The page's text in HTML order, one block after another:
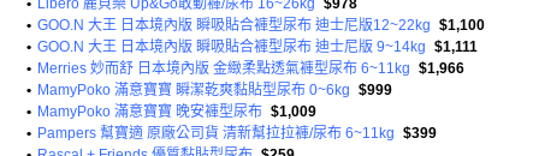
• Libero 麗貝樂 Up&Go敢動褲/尿布 16~26kg $978
• GOO.N 大王 日本境內版 瞬吸貼合褲型尿布 迪士尼版12~22kg $1,100
• GOO.N 大王 日本境內版 瞬吸貼合褲型尿布 迪士尼版 9~14kg $1,111
• Merries 妙而舒 日本境內版 金緻柔點透氣褲型尿布 6~11kg $1,966
• MamyPoko 滿意寶寶 瞬潔乾爽黏貼型尿布 0~6kg $999
• MamyPoko 滿意寶寶 晚安褲型尿布 $1,009
• Pampers 幫寶適 原廠公司貨 清新幫拉拉褲/尿布 6~11kg $399